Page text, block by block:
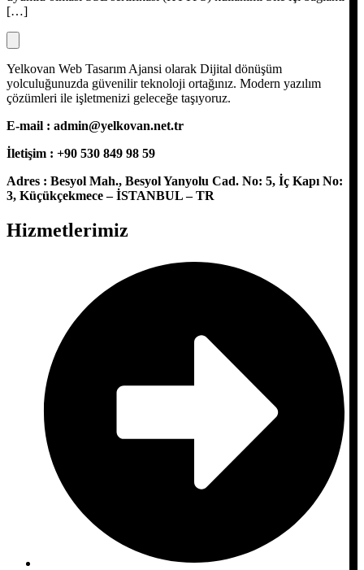
[…]
Yelkovan Web Tasarım Ajansi olarak Dijital dönüşüm
yolculuğunuzda güvenilir teknoloji ortağınız. Modern yazılım
çözümleri ile işletmenizi geleceğe taşıyoruz.
E-mail : admin@yelkovan.net.tr
İletişim : +90 530 849 98 59
Adres : Besyol Mah., Besyol Yanyolu Cad. No: 5, İç Kapı No:
3, Küçükçekmece – İSTANBUL – TR
Hizmetlerimiz